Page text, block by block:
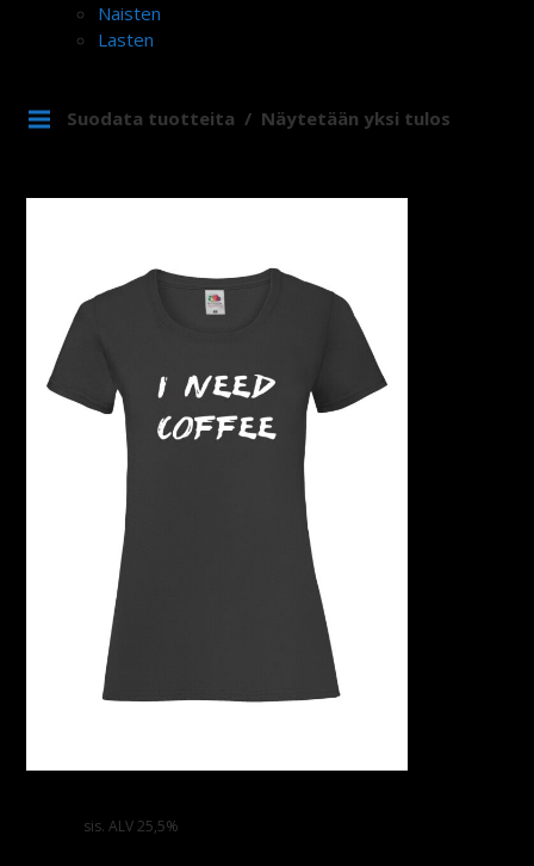
Naisten
Lasten
Suodata tuotteita Näytetään yksi tulos
sis. ALV 25,5%